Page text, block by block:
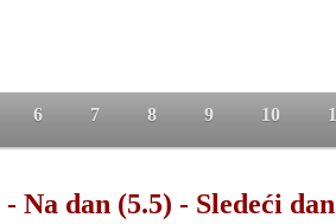
6 7 8 9 10
- Na dan (5.5) - Sledeći